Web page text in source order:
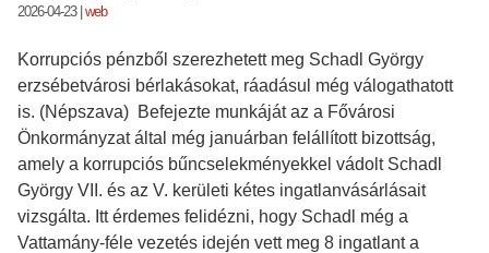
2026-04-23| web
Korrupciós pénzből szerezhetett meg Schadl György
erzsébetvárosi bérlakásokat, ráadásul még válogathatott
is. (Népszava) Befejezte munkáját az a Fővárosi
Önkormányzat által még januárban felállított bizottság,
amely a korrupciós bűncselekményekkel vádolt Schadl
György VII. és az V. kerületi kétes ingatlanvásárlásait
vizsgálta. Itt érdemes felidézni, hogy Schadl még a
Vattamány-féle vezetés idején vett meg 8 ingatlant a